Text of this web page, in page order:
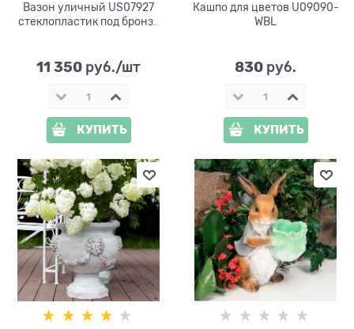
Вазон уличный US07927
стеклопластик под бронзу
11 350 руб./шт
КУПИТЬ
Кашпо для цветов U09090-
WBL
830 руб.
КУПИТЬ